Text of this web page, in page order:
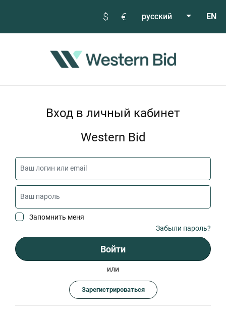
$ € русский EN
Вход в личный кабинет
Western Bid
Запомнить меня
Забыли пароль?
Войти
или
Зарегистрироваться